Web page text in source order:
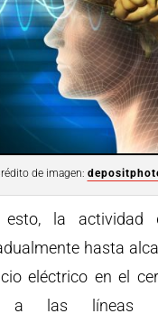
de imagen:
esto, la actividad
hasta
eléctrico en el
a las líneas